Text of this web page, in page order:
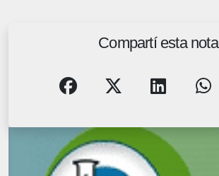
Compartí esta nota